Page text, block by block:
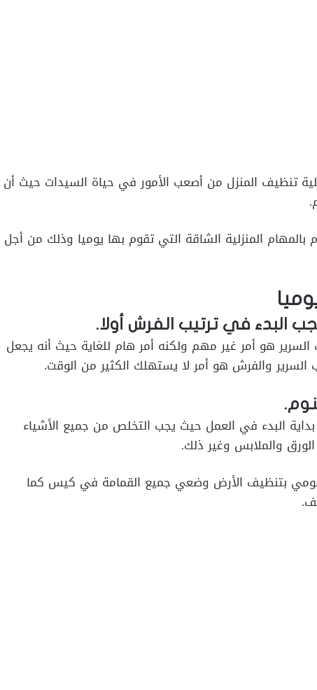
تنظيف المنزل من أصعب الأمور في حياة السيدات حيث أن
بالمهام المنزلية الشاقة التي تقوم بها يوميا وذلك من أجل
البدء في ترتيب الفرش أولا.
السرير هو أمر غير مهم ولكنه أمر هام للغاية حيث أنه يجعل
السرير والفرش هو أمر لا يستهلك الكثير من الوقت.
البدء في العمل حيث يجب التخلص من جميع الأشياء
والملابس وغير ذلك.
قومي بتنظيف الأرض وضعي جميع القمامة في كيس كما